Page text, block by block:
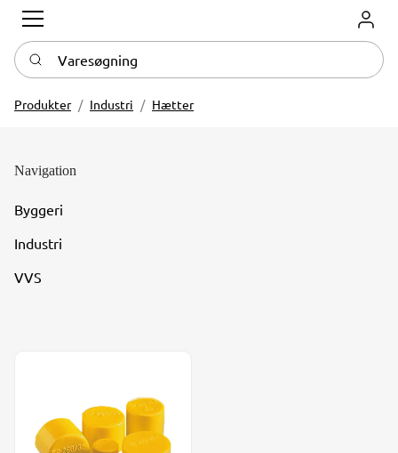
Log
Varesøgning
Produkter Industri Hætter
Navigation
Byggeri
Industri
VVS